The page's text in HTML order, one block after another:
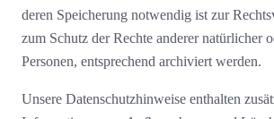
deren Speicherung notwendig ist zur
zum Schutz der Rechte anderer natürlicher
Personen, entsprechend archiviert werden.
Unsere Datenschutzhinweise enthalten